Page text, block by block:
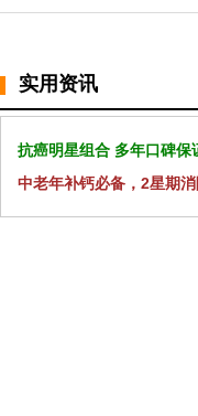
实用资讯
抗癌明星组合 多年口碑
中老年补钙必备，2星期